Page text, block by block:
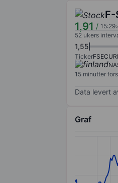
F-
1,91 /
52 ukers
1,55
Ticker
15 minutter
Data levert
Graf
Line chart
The chart